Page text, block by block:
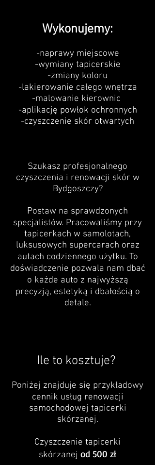
Wykonujemy:
-naprawy miejscowe
-wymiany tapicerskie
-zmiany koloru
-lakierowanie całego wnętrza
-malowanie kierownic
-aplikację powłok ochronnych
-czyszczenie skór otwartych
Szukasz profesjonalnego
czyszczenia i renowacji skór w
Bydgoszczy?
Postaw na sprawdzonych
specjalistów. Pracowaliśmy przy
tapicerkach w samolotach,
luksusowych supercarach oraz
autach codziennego użytku. To
doświadczenie pozwala nam dbać
o każde auto z najwyższą
precyzją, estetyką i dbałością o
detale.
Ile to kosztuje?
Poniżej znajduje się przykładowy
cennik usług renowacji
samochodowej tapicerki
skórzanej.​
Czyszczenie tapicerki
skórzanej od 500 zł